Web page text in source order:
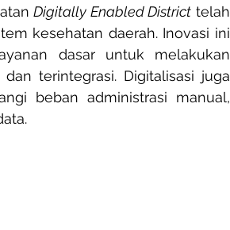
Digitally Enabled District telah
kesehatan daerah. Inovasi ini
dasar untuk melakukan
terintegrasi. Digitalisasi juga
beban administrasi manual,